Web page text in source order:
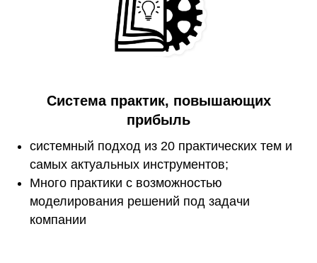
Система практик, повышающих
прибыль
системный подход из 20 практических тем и
самых актуальных инструментов;
Много практики с возможностью
моделирования решений под задачи
компании